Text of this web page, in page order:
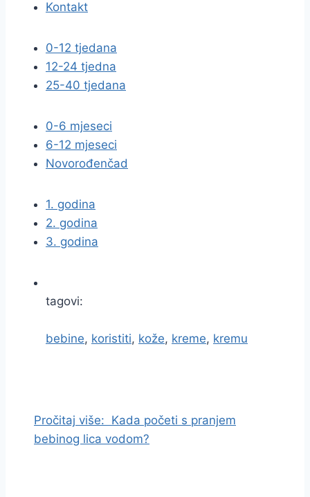
Kontakt
0-12 tjedana
12-24 tjedna
25-40 tjedana
0-6 mjeseci
6-12 mjeseci
Novorođenčad
1. godina
2. godina
3. godina
tagovi:
bebine, koristiti, kože, kreme, kremu
Pročitaj više: Kada početi s pranjem
bebinog lica vodom?